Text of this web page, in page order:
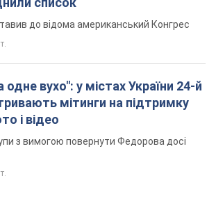
до відома американський Конгрес
одне вухо": у містах України 24-й
мітинги на підтримку
і відео
з вимогою повернути Федорова досі